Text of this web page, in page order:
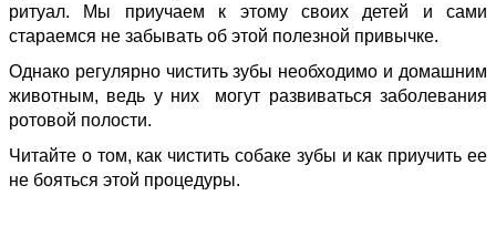
ритуал. Мы приучаем к этому своих детей и сами
стараемся не забывать об этой полезной привычке.
Однако регулярно чистить зубы необходимо и домашним
животным, ведь у них могут развиваться заболевания
ротовой полости.
Читайте о том, как чистить собаке зубы и как приучить ее
не бояться этой процедуры.